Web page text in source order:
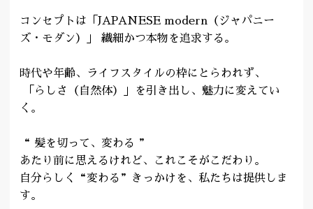
コンセプトは「JAPANESE modern（ジャパニー
ズ・モダン）」 繊細かつ本物を追求する。
時代や年齢、ライフスタイルの枠にとらわれず、
「らしさ（自然体）」を引き出し、魅力に変えてい
く。
“ 髪を切って、変わる ”
あたり前に思えるけれど、これこそがこだわり。
自分らしく“変わる”きっかけを、私たちは提供しま
す。